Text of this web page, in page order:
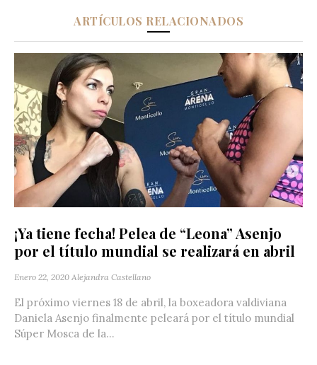
ARTÍCULOS RELACIONADOS
¡Ya tiene fecha! Pelea de “Leona” Asenjo
por el título mundial se realizará en abril
Enero 22, 2020 Alejandra Castellano
El próximo viernes 18 de abril, la boxeadora valdiviana
Daniela Asenjo finalmente peleará por el título mundial
Súper Mosca de la...